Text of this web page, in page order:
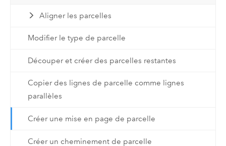
Aligner les parcelles
Modifier le type de parcelle
Découper et créer des parcelles restantes
Copier des lignes de parcelle comme lignes
parallèles
Créer une mise en page de parcelle
Créer un cheminement de parcelle